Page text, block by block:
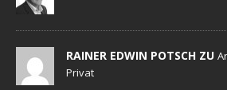
RAINER EDWIN POTSCH ZU
Privat